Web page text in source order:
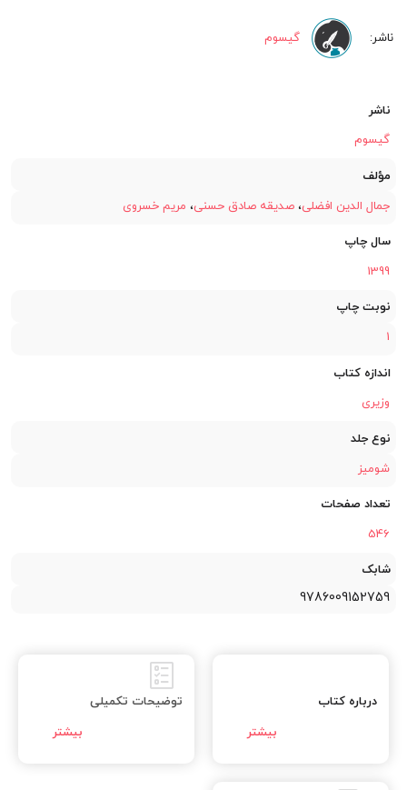
گیسوم
ناشر
گیسوم
مؤلف
جمال الدین افضلی، صدیقه صادق حسنی، مریم خسروی
سال چاپ
1399
نوبت چاپ
1
اندازه کتاب
وزیری
نوع جلد
شومیز
تعداد صفحات
546
شابک
9786009152759
درباره کتاب توضیحات تکمیلی